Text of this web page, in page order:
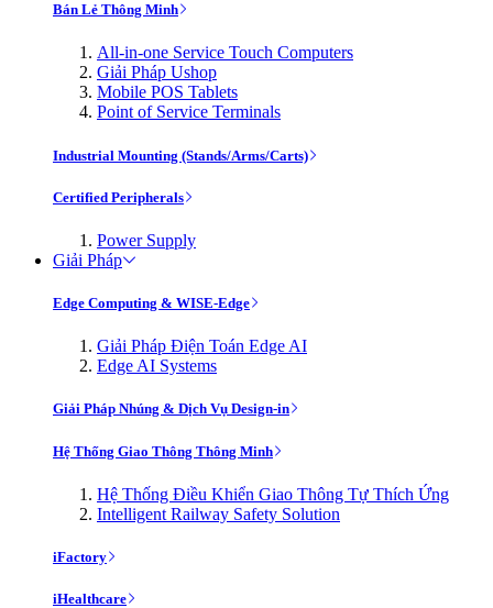
Bán Lẻ Thông Minh
All-in-one Service Touch Computers
Giải Pháp Ushop
Mobile POS Tablets
Point of Service Terminals
Industrial Mounting (Stands/Arms/Carts)
Certified Peripherals
Power Supply
Giải Pháp
Edge Computing & WISE-Edge
Giải Pháp Điện Toán Edge AI
Edge AI Systems
Giải Pháp Nhúng & Dịch Vụ Design-in
Hệ Thống Giao Thông Thông Minh
Hệ Thống Điều Khiển Giao Thông Tự Thích Ứng
Intelligent Railway Safety Solution
iFactory
iHealthcare